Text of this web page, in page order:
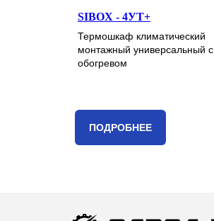
SIBOX - 4УТ+
Термошкаф климатический
монтажный универсальный с
обогревом
ПОДРОБНЕЕ